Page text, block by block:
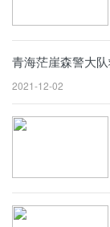
青海茫崖森警大
2021-12-02